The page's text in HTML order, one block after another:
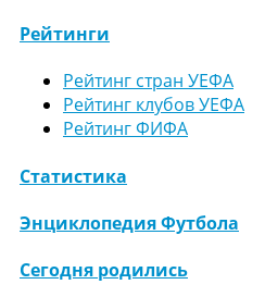
Рейтинги
Рейтинг стран УЕФА
Рейтинг клубов УЕФА
Рейтинг ФИФА
Статистика
Энциклопедия Футбола
Сегодня родились